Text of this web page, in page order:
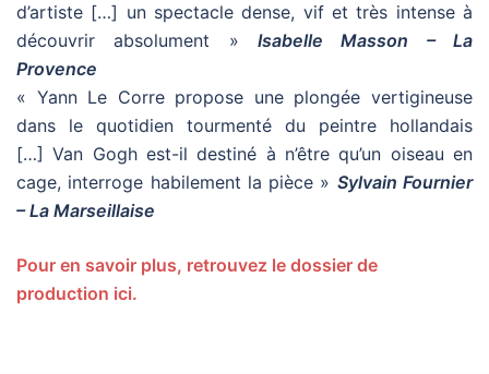
d’artiste […] un spectacle dense, vif et très intense à
découvrir absolument » Isabelle Masson – La
Provence
« Yann Le Corre propose une plongée vertigineuse
dans le quotidien tourmenté du peintre hollandais
[…] Van Gogh est-il destiné à n’être qu’un oiseau en
cage, interroge habilement la pièce » Sylvain Fournier
– La Marseillaise
Pour en savoir plus, retrouvez le dossier de
production ici.